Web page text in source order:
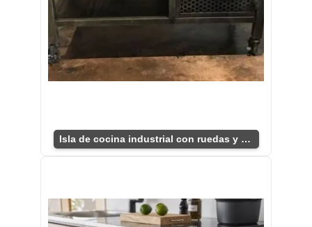
Isla de cocina industrial con ruedas y estantes